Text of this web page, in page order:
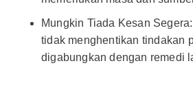
Mungkin Tiada Kesan
tidak menghentikan tindakan
digabungkan dengan remedi